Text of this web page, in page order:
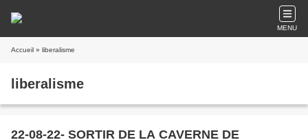
MENU
Accueil » liberalisme
liberalisme
22-08-22- SORTIR DE LA CAVERNE DE